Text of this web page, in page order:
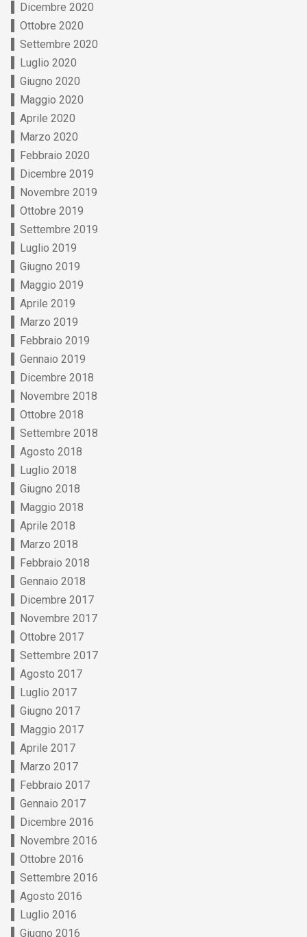
Dicembre 2020
Ottobre 2020
Settembre 2020
Luglio 2020
Giugno 2020
Maggio 2020
Aprile 2020
Marzo 2020
Febbraio 2020
Dicembre 2019
Novembre 2019
Ottobre 2019
Settembre 2019
Luglio 2019
Giugno 2019
Maggio 2019
Aprile 2019
Marzo 2019
Febbraio 2019
Gennaio 2019
Dicembre 2018
Novembre 2018
Ottobre 2018
Settembre 2018
Agosto 2018
Luglio 2018
Giugno 2018
Maggio 2018
Aprile 2018
Marzo 2018
Febbraio 2018
Gennaio 2018
Dicembre 2017
Novembre 2017
Ottobre 2017
Settembre 2017
Agosto 2017
Luglio 2017
Giugno 2017
Maggio 2017
Aprile 2017
Marzo 2017
Febbraio 2017
Gennaio 2017
Dicembre 2016
Novembre 2016
Ottobre 2016
Settembre 2016
Agosto 2016
Luglio 2016
Giugno 2016